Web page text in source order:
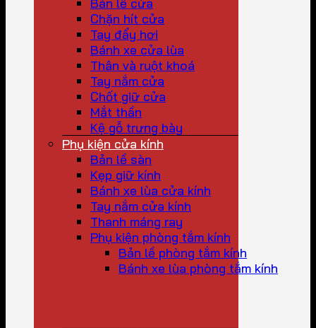
Chặn hít cửa
Tay đẩy hơi
Bánh xe cửa lùa
Thân và ruột khoá
Tay nắm cửa
Chốt giữ cửa
Mắt thần
Kệ gỗ trưng bày
Phụ kiện cửa kính
Bản lề sàn
Kẹp giữ kính
Bánh xe lùa cửa kính
Tay nắm cửa kính
Thanh máng ray
Phụ kiện phòng tắm kính
Bản lề phòng tắm kính
Bánh xe lùa phòng tắm kính